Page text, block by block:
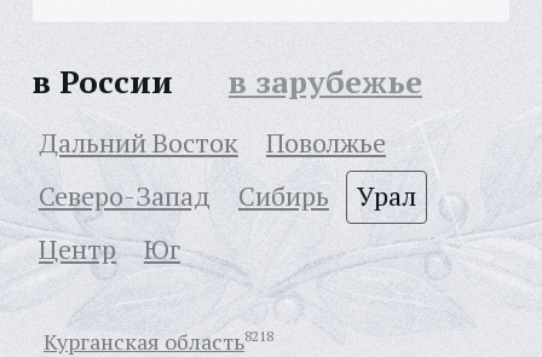
в России в зарубежье
Дальний Восток
Поволжье
Северо-Запад
Сибирь
Урал
Центр
Юг
Курганская область8218